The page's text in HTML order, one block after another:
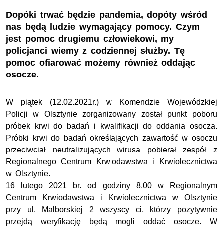
Dopóki trwać będzie pandemia, dopóty wśród
nas będą ludzie wymagający pomocy. Czym
jest pomoc drugiemu człowiekowi, my
policjanci wiemy z codziennej służby. Tę
pomoc ofiarować możemy również oddając
osocze.
W piątek (12.02.2021r.) w Komendzie Wojewódzkiej
Policji w Olsztynie zorganizowany został punkt poboru
próbek krwi do badań i kwalifikacji do oddania osocza.
Próbki krwi do badań określających zawartość w osoczu
przeciwciał neutralizujących wirusa pobierał zespół z
Regionalnego Centrum Krwiodawstwa i Krwiolecznictwa
w Olsztynie.
16 lutego 2021 br. od godziny 8.00 w Regionalnym
Centrum Krwiodawstwa i Krwiolecznictwa w Olsztynie
przy ul. Malborskiej 2 wszyscy ci, którzy pozytywnie
przejdą weryfikację będą mogli oddać osocze. W